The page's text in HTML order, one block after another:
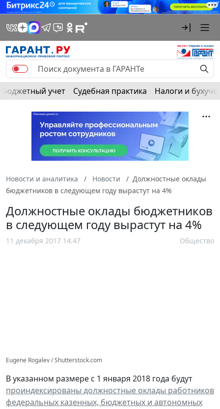
Бюджетный учет Судебная практика Налоги и
Новости и аналитика Новости
Должностные оклады
бюджетников в следующем году вырастут на 4%
Должностные оклады бюджетников
в следующем году вырастут на 4%
11 декабря 2017 14:47 Общество
Eugene Rogalev / Shutterstock.com
В указанном размере с 1 января 2018 года будут
проиндексированы должностные оклады работников
федеральных казенных, бюджетных и автономных